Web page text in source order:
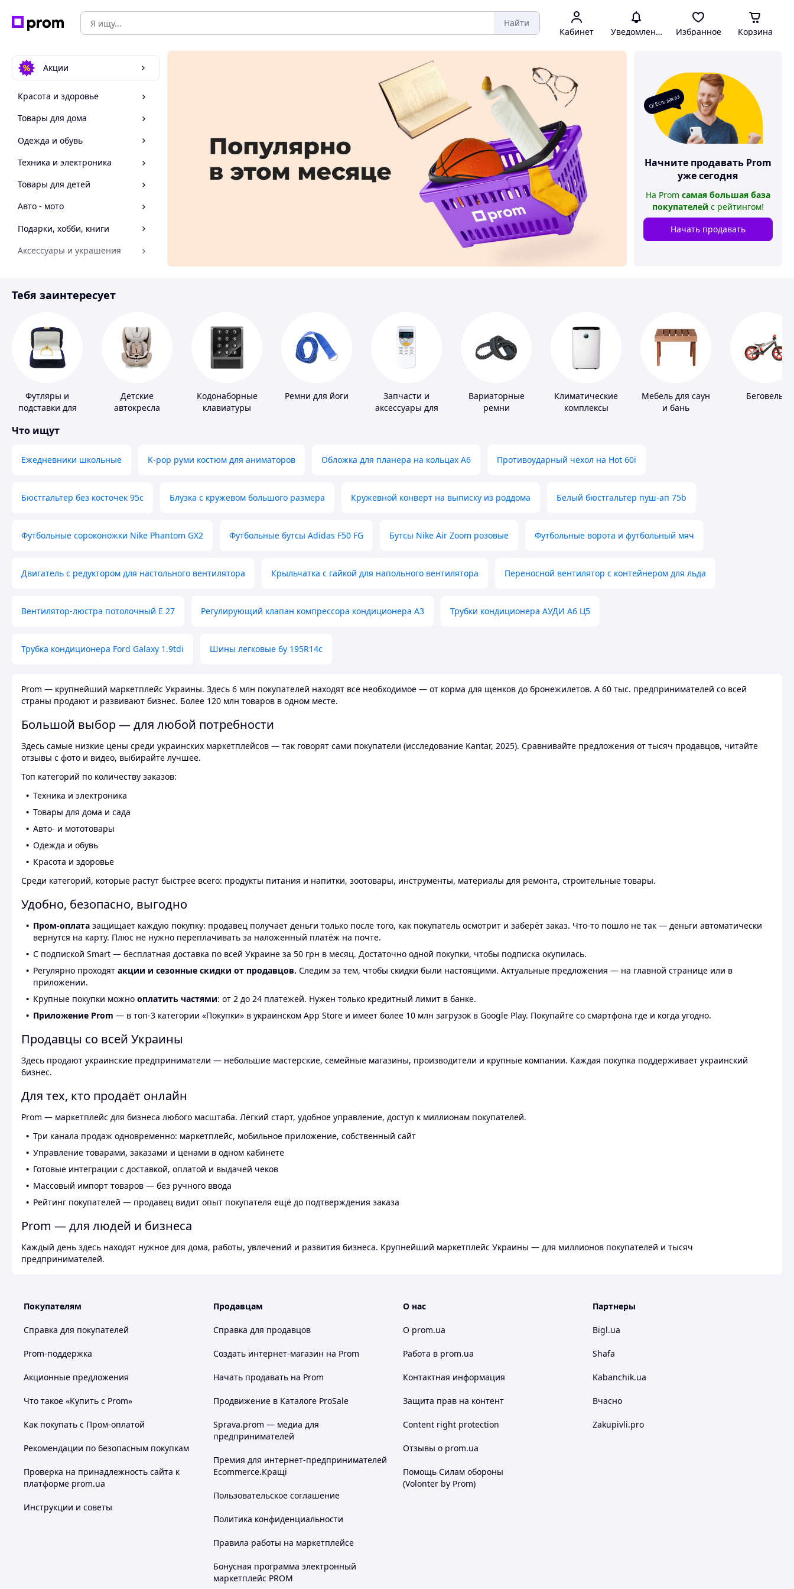
Найти
Кабинет Уведомления Избранное Корзина
Акции
Красота и здоровье
Товары для дома
Одежда и обувь
Техника и электроника
Товары для детей
Авто - мото
Подарки, хобби, книги
Аксессуары и украшения
Спорт и отдых
О! Есть заказ
Начните продавать Prom
уже сегодня
На Prom самая большая база
покупателей с рейтингом!
Начать продавать
Тебя заинтересует
Футляры и
подставки для
Детские
автокресла
Кодонаборные
клавиатуры
Ремни для йоги
Запчасти и
аксессуары для
Вариаторные
ремни
Климатические
комплексы
Мебель для саун
и бань
Беговелы
Что ищут
Ежедневники школьные K-pop руми костюм для аниматоров Обложка для планера на кольцах А6 Противоударный чехол на Hot 60i
Бюстгальтер без косточек 95с Блузка с кружевом большого размера Кружевной конверт на выписку из роддома Белый бюстгальтер пуш-ап 75b
Футбольные сороконожки Nike Phantom GX2 Футбольные бутсы Adidas F50 FG Бутсы Nike Air Zoom розовые Футбольные ворота и футбольный мяч
Двигатель с редуктором для настольного вентилятора Крыльчатка с гайкой для напольного вентилятора Переносной вентилятор с контейнером для льда
Вентилятор-люстра потолочный E 27 Регулирующий клапан компрессора кондиционера А3 Трубки кондиционера АУДИ А6 Ц5
Трубка кондиционера Ford Galaxy 1.9tdi Шины легковые бу 195R14c
Prom — крупнейший маркетплейс Украины. Здесь 6 млн покупателей находят всё необходимое — от корма для щенков до бронежилетов. А 60 тыс. предпринимателей со всей
страны продают и развивают бизнес. Более 120 млн товаров в одном месте.
Большой выбор — для любой потребности
Здесь самые низкие цены среди украинских маркетплейсов — так говорят сами покупатели (исследование Kantar, 2025). Сравнивайте предложения от тысяч продавцов, читайте
отзывы с фото и видео, выбирайте лучшее.
Топ категорий по количеству заказов:
Техника и электроника
Товары для дома и сада
Авто- и мототовары
Одежда и обувь
Красота и здоровье
Среди категорий, которые растут быстрее всего: продукты питания и напитки, зоотовары, инструменты, материалы для ремонта, строительные товары.
Удобно, безопасно, выгодно
Пром-оплата защищает каждую покупку: продавец получает деньги только после того, как покупатель осмотрит и заберёт заказ. Что-то пошло не так — деньги автоматически
вернутся на карту. Плюс не нужно переплачивать за наложенный платёж на почте.
С подпиской Smart — бесплатная доставка по всей Украине за 50 грн в месяц. Достаточно одной покупки, чтобы подписка окупилась.
Регулярно проходят акции и сезонные скидки от продавцов. Следим за тем, чтобы скидки были настоящими. Актуальные предложения — на главной странице или в
приложении.
Крупные покупки можно оплатить частями: от 2 до 24 платежей. Нужен только кредитный лимит в банке.
Приложение Prom — в топ-3 категории «Покупки» в украинском App Store и имеет более 10 млн загрузок в Google Play. Покупайте со смартфона где и когда угодно.
Продавцы со всей Украины
Здесь продают украинские предприниматели — небольшие мастерские, семейные магазины, производители и крупные компании. Каждая покупка поддерживает украинский
бизнес.
Для тех, кто продаёт онлайн
Prom — маркетплейс для бизнеса любого масштаба. Лёгкий старт, удобное управление, доступ к миллионам покупателей.
Три канала продаж одновременно: маркетплейс, мобильное приложение, собственный сайт
Управление товарами, заказами и ценами в одном кабинете
Готовые интеграции с доставкой, оплатой и выдачей чеков
Массовый импорт товаров — без ручного ввода
Рейтинг покупателей — продавец видит опыт покупателя ещё до подтверждения заказа
Prom — для людей и бизнеса
Каждый день здесь находят нужное для дома, работы, увлечений и развития бизнеса. Крупнейший маркетплейс Украины — для миллионов покупателей и тысяч
предпринимателей.
Покупателям
Справка для покупателей
Prom-поддержка
Акционные предложения
Что такое «Купить с Prom»
Как покупать с Пром-оплатой
Рекомендации по безопасным покупкам
Проверка на принадлежность сайта к
платформе prom.ua
Инструкции и советы
Продавцам
Справка для продавцов
Создать интернет-магазин на Prom
Начать продавать на Prom
Продвижение в Каталоге ProSale
Sprava.prom — медиа для
предпринимателей
Премия для интернет-предпринимателей
Ecommerce.Кращі
Пользовательское соглашение
Политика конфиденциальности
Правила работы на маркетплейсе
Бонусная программа электронный
маркетплейс PROM
О нас
О prom.ua
Работа в prom.ua
Контактная информация
Защита прав на контент
Content right protection
Отзывы о prom.ua
Помощь Силам обороны
(Volonter by Prom)
Партнеры
Bigl.ua
Shafa
Kabanchik.ua
Вчасно
Zakupivli.pro